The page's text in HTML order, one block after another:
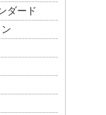
ダード